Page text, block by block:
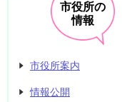
市役所の
情報
市役所案内
情報公開